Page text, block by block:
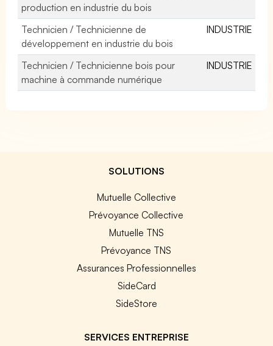
production en industrie du bois
Technicien / Technicienne de
développement en industrie du bois
INDUSTRIE
Technicien / Technicienne bois pour
machine à commande numérique
INDUSTRIE
SOLUTIONS
Mutuelle Collective
Prévoyance Collective
Mutuelle TNS
Prévoyance TNS
Assurances Professionnelles
SideCard
SideStore
SERVICES ENTREPRISE